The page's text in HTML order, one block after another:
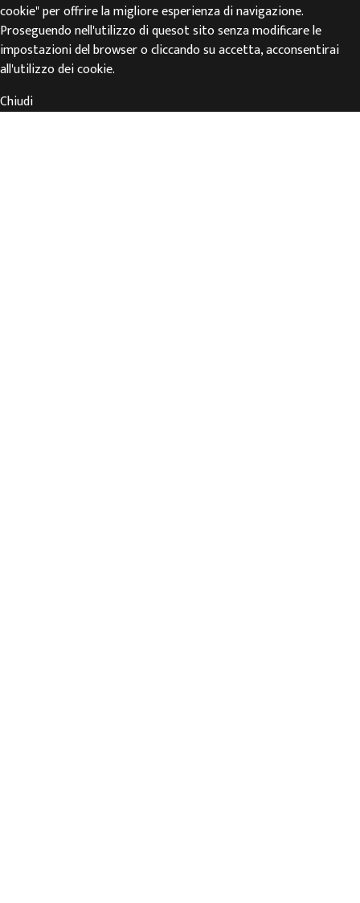
cookie" per offrire la migliore esperienza di navigazione.
Proseguendo nell'utilizzo di quesot sito senza modificare le
impostazioni del browser o cliccando su accetta, acconsentirai
all'utilizzo dei cookie.
Chiudi